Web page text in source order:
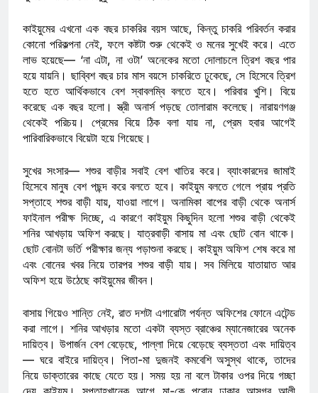
কাইয়ুমের এখনো এক বছর চাকরির বয়স আছে, কিন্তু চাকরি পরিবর্তন করার
কোনো পরিকল্পনা নেই, ফলে কষ্টটা শুরু থেকেই ও মনের সুখেই করে। এতে
লাভ হয়েছে— ‘না এটা, না ওটা’ অনেকের মতো দোলাচলে ত্রিশ বছর পার
হয়ে যায়নি। ছাব্বিশ বছর চার মাস বয়সে চাকরিতে ঢুকেছে, সে হিসেবে ত্রিশ
হতে হতে আর্থিকভাবে বেশ স্বাবলম্বি বলতে হবে। পরিবার খুশি। বিয়ে
করেছে এক বছর হলো। স্ত্রী অনার্স পড়ছে তোলারাম কলেছে। নারায়ণগঞ্জ
থেকেই পরিচয়। প্রেমের বিয়ে ঠিক বলা যায় না, প্রেম হবার আগেই
পারিবারিকভাবে বিয়েটা হয়ে গিয়েছে।
সুখের সংসার— শশুর বাড়ীর সবাই বেশ খাতির করে। ব্যাংকারদের জামাই
হিসেবে মানুষ বেশ পছন্দ করে বলতে হবে। কাইয়ুম বলতে গেলে প্রায় প্রতি
সপ্তাহে শশুর বাড়ী যায়, যাওয়া লাগে। অনামিকা বাপের বাড়ী থেকে অনার্স
ফাইনাল পরীক্ষ দিচ্ছে, এ কারণে কাইয়ুম কিছুদিন হলো শশুর বাড়ী থেকেই
শনির আখড়ায় অফিশ করছে। যাত্রবাড়ী বাসায় মা এবং ছোট বোন থাকে।
ছোট বোনটা ভর্তি পরীক্ষার জন্য পড়াশুনা করছে। কাইয়ুম অফিশ শেষ করে মা
এবং বোনের খবর নিয়ে তারপর শশুর বাড়ী যায়। সব মিলিয়ে যাতায়াত আর
অফিশ হয়ে উঠেছে কাইয়ুমের জীবন।
বাসায় গিয়েও শান্তি নেই, রাত দশটা এগারোটা পর্যন্ত অফিশের ফোনে এটেন্ড
করা লাগে। শনির আখড়ার মতো একটা ব্যস্ত ব্রাঞ্চের ম্যানেজারের অনেক
দায়িত্ব। উপার্জন বেশ বেড়েছে, পাল্লা দিয়ে বেড়েছে ব্যস্ততা এবং দায়িত্ব
— ঘরে বাইরে দায়িত্ব। পিতা-মা দুজনই কমবেশি অসুস্থ থাকে, তাদের
নিয়ে ডাক্তারের কাছে যেতে হয়। সময় হয় না বলে টাকার ওপর দিয়ে গচ্ছা